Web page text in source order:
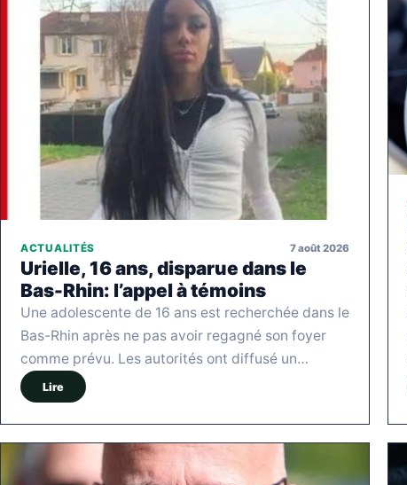
ACTUALITÉS 7 août 2026
Urielle, 16 ans, disparue dans le
Bas-Rhin: l’appel à témoins
Une adolescente de 16 ans est recherchée dans le
Bas-Rhin après ne pas avoir regagné son foyer
comme prévu. Les autorités ont diffusé un…
Lire